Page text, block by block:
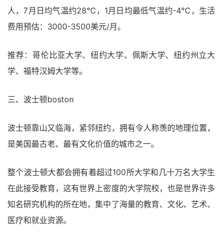
人，7月日均气温约28℃，1月日均最低气温约-4℃，生活
费用预估：3000-3500美元/月。
推荐：哥伦比亚大学、纽约大学、佩斯大学、纽约州立大
学、福特汉姆大学等。
三、波士顿boston
波士顿靠山又临海，紧邻纽约，拥有令人称羡的地理位置，
是美国最古老、最有文化价值的城市之一。
整个波士顿大都会拥有着超过100所大学和几十万名大学生
在此接受教育，这有世界上密度的大学院校，也是世界许多
知名研究机构的所在地，集中了海量的教育、文化、艺术、
医疗和就业资源。